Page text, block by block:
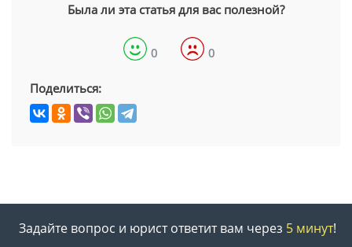
Была ли эта статья для вас полезной?
0 0
Поделиться:
Задайте вопрос и юрист ответит вам через 5 минут!